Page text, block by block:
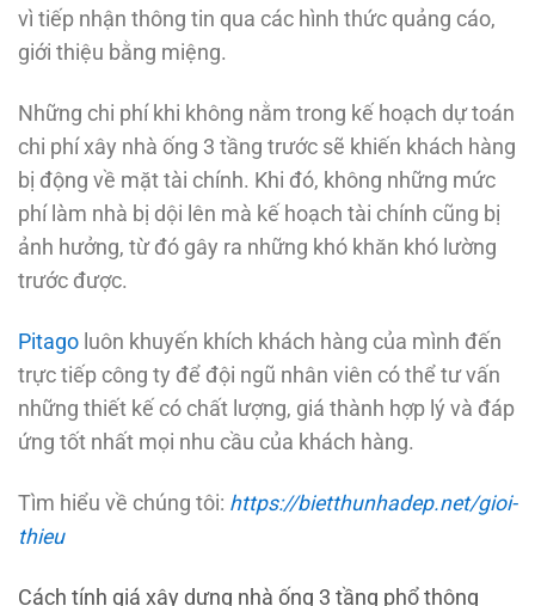
vì tiếp nhận thông tin qua các hình thức quảng cáo,
giới thiệu bằng miệng.
Những chi phí khi không nằm trong kế hoạch dự toán
chi phí xây nhà ống 3 tầng trước sẽ khiến khách hàng
bị động về mặt tài chính. Khi đó, không những mức
phí làm nhà bị dội lên mà kế hoạch tài chính cũng bị
ảnh hưởng, từ đó gây ra những khó khăn khó lường
trước được.
Pitago luôn khuyến khích khách hàng của mình đến
trực tiếp công ty để đội ngũ nhân viên có thể tư vấn
những thiết kế có chất lượng, giá thành hợp lý và đáp
ứng tốt nhất mọi nhu cầu của khách hàng.
Tìm hiểu về chúng tôi: https://bietthunhadep.net/gioi-
thieu
Cách tính giá xây dựng nhà ống 3 tầng phổ thông